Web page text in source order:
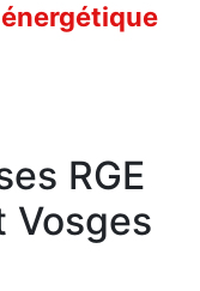
RGE
Vosges